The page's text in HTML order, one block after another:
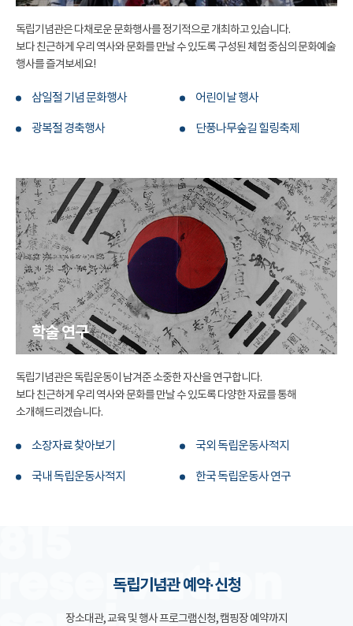
독립기념관은 다채로운 문화행사를 정기적으로 개최하고 있습니다.
보다 친근하게 우리 역사와 문화를 만날 수 있도록 구성된 체험 중심의 문화예술
행사를 즐겨보세요!
삼일절 기념 문화행사 어린이날 행사
광복절 경축행사 단풍나무숲길 힐링축제
학술 연구
독립기념관은 독립운동이 남겨준 소중한 자산을 연구합니다.
보다 친근하게 우리 역사와 문화를 만날 수 있도록 다양한 자료를 통해
소개해드리겠습니다.
소장자료 찾아보기 국외 독립운동사적지
국내 독립운동사적지 한국 독립운동사 연구
독립기념관 예약·신청
장소대관, 교육 및 행사 프로그램신청, 캠핑장 예약까지